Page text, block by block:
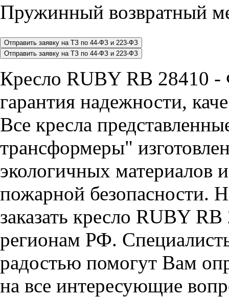
Пружинный возвратный
Кресло RUBY RB 28410 -
гарантия надежности,
Все кресла
трансформеры"
экологичных материалов
пожарной безопасности.
заказать кресло RUBY
регионам РФ.
радостью помогут Вам
на все интересующие